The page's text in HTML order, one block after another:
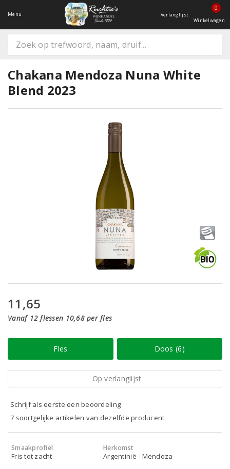
Menu Verlanglijst
0
Winkelwagen
Chakana Mendoza Nuna White
Blend 2023
11,65
Vanaf 12 flessen 10,68 per fles
Fles Doos (6)
Op verlanglijst
Schrijf als eerste een beoordeling
7 soortgelijke artikelen van dezelfde producent
Smaakprofiel
Fris tot zacht
Herkomst
Argentinië - Mendoza